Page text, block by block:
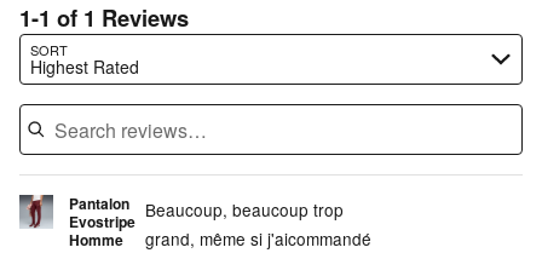
1-1 of 1 Reviews
SORT
Highest Rated
Search reviews…
Pantalon
Evostripe
Homme
Beaucoup, beaucoup trop
grand, même si j'aicommandé